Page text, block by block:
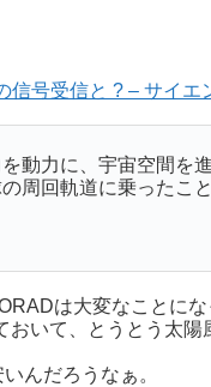
信号受信と ? – サイエ
動力に、宇宙空間を
周回軌道に乗ったこ
は大変なことに
いて、とうとう太
んだろうなぁ。